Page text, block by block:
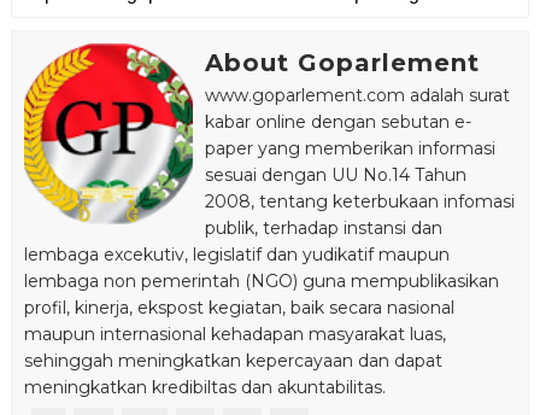
About Goparlement
www.goparlement.com adalah surat
kabar online dengan sebutan e-
paper yang memberikan informasi
sesuai dengan UU No.14 Tahun
2008, tentang keterbukaan infomasi
publik, terhadap instansi dan
lembaga excekutiv, legislatif dan yudikatif maupun
lembaga non pemerintah (NGO) guna mempublikasikan
profil, kinerja, ekspost kegiatan, baik secara nasional
maupun internasional kehadapan masyarakat luas,
sehinggah meningkatkan kepercayaan dan dapat
meningkatkan kredibiltas dan akuntabilitas.